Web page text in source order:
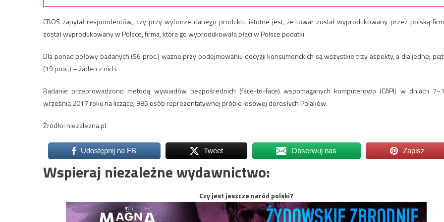
CBOS zapytał respondentów, czy przy wyborze danego produktu istotne jest, że towar został wyprodukowany przez polską
został wyprodukowany w Polsce, firma, która go wyprodukowała płaci w Polsce podatki.
Dla ponad połowy badanych (56 proc.) ważne przy podejmowaniu decyzji konsumenckich są wszystkie trzy aspekty, a dla jednej
(19 proc.) – żaden z nich.
Badanie przeprowadzono metodą wywiadów bezpośrednich (face-to-face) wspomaganych komputerowo (CAPI) w dniach
września 2017 roku na liczącej 985 osób reprezentatywnej próbie losowej dorosłych Polaków.
Źródło: niezalezna.pl
Udostępnij na FB Tweet Obserwuj nas Zapisz
Wspieraj niezależne wydawnictwo:
Czy jest jeszcze naród polski?